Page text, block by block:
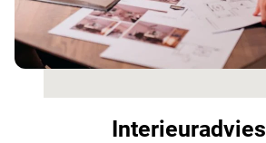
Interieuradvies